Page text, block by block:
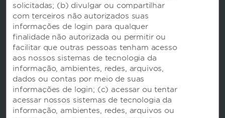
solicitadas; (b) divulgar ou compartilhar
com terceiros não autorizados suas
informações de login para qualquer
finalidade não autorizada ou permitir ou
facilitar que outras pessoas tenham acesso
aos nossos sistemas de tecnologia da
informação, ambientes, redes, arquivos,
dados ou contas por meio de suas
informações de login; (c) acessar ou tentar
acessar nossos sistemas de tecnologia da
informação, ambientes, redes, arquivos ou
Este site usa cookies para que possamos lembrar de você e entender como você e outros
visitantes utilizam este site, a fim de aprimorar a experiência do usuário.
Ao usar este site, você concorda com o uso de cookies de acordo com os termos de nossa